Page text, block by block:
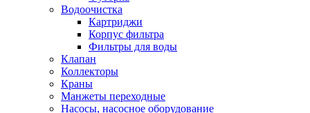
Водоочистка
Картриджи
Корпус фильтра
Фильтры для воды
Клапан
Коллекторы
Краны
Манжеты переходные
Насосы, насосное оборудование